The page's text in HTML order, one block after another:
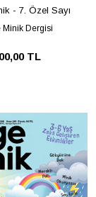
- 7. Özel Sayı
Minik Dergisi
TL